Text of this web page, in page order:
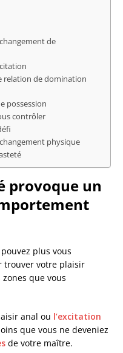
de
relation de domination
possession
contrôler
physique
provoque un
plus vous
trouver votre plaisir
que vous
anal ou l’excitation
que vous ne deveniez
de votre maître.